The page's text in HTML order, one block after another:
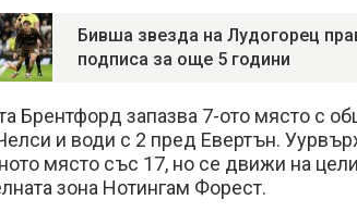
Бивша звезда на Лудогорец
подписа за още 5 години
Брентфорд запазва 7-ото място с
и води с 2 пред Евертън.
място със 17, но се движи на
зона Нотингам Форест.